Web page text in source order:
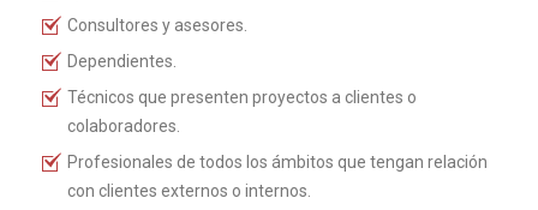
Consultores y asesores.
Dependientes.
Técnicos que presenten proyectos a clientes o
colaboradores.
Profesionales de todos los ámbitos que tengan relación
con clientes externos o internos.